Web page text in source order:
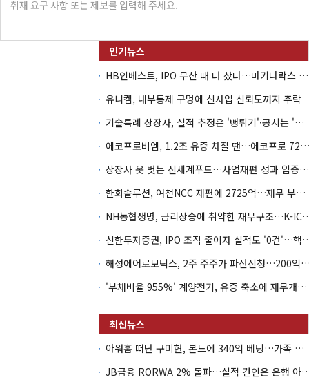
HB인베스트, IPO 무산 때 더 샀다…마키나락스 투자 2.7배 회수
유니켐, 내부통제 구멍에 신사업 신뢰도까지 추락
기술특례 상장사, 실적 추정은 '뻥튀기'·공시는 '누락'
에코프로비엠, 1.2조 유증 차질 땐…에코프로 7270억 '독박'
상장사 옷 벗는 신세계푸드…사업재편 성과 입증할까
한화솔루션, 여천NCC 재편에 2725억…재무 부담 커지나
NH농협생명, 금리상승에 취
신한투자증권, IPO 조직 줄
해성에어로보틱스, 2주 주주가 파산
'부채비율 955%' 계양전기, 유증 축소에 재무개선 효과 '뚝'
아워홈 떠난 구미현, 본느에 340억 베팅…가족 지배체제 구축
JB금융 RORWA 2% 돌파…실